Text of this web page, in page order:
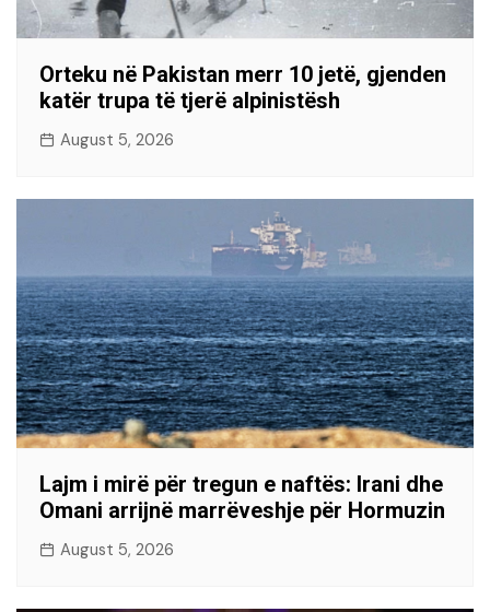
Orteku në Pakistan merr 10 jetë, gjenden
katër trupa të tjerë alpinistësh
August 5, 2026
Lajm i mirë për tregun e naftës: Irani dhe
Omani arrijnë marrëveshje për Hormuzin
August 5, 2026